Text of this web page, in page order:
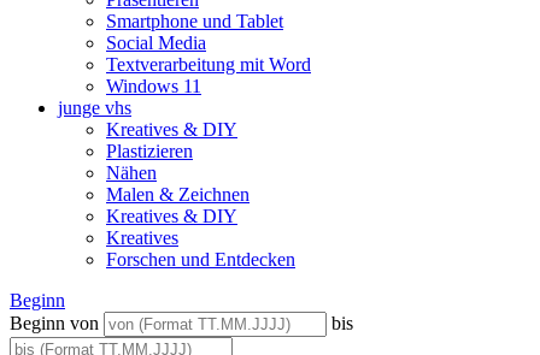
Smartphone und Tablet
Social Media
Textverarbeitung mit Word
Windows 11
junge vhs
Kreatives & DIY
Plastizieren
Nähen
Malen & Zeichnen
Kreatives & DIY
Kreatives
Forschen und Entdecken
Beginn
Beginn von
bis